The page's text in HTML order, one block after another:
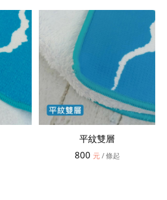
平紋雙層
800 元/ 條起